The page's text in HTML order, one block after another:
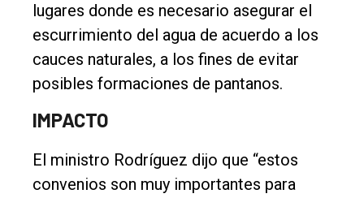
lugares donde es necesario asegurar el
escurrimiento del agua de acuerdo a los
cauces naturales, a los fines de evitar
posibles formaciones de pantanos.
IMPACTO
El ministro Rodríguez dijo que “estos
convenios son muy importantes para